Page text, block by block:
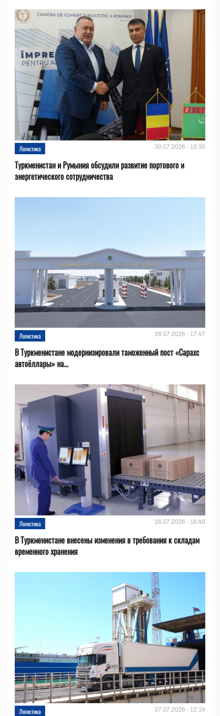
Логистика 30.07.2026 - 15:35
Туркменистан и Румыния обсудили развитие портового и
энергетического сотрудничества
Логистика 28.07.2026 - 17:47
В Туркменистане модернизировали таможенный пост «Сарахс
автоёллары» на...
Логистика 28.07.2026 - 16:40
В Туркменистане внесены изменения в требования к складам
временного хранения
Логистика 27.07.2026 - 12:14